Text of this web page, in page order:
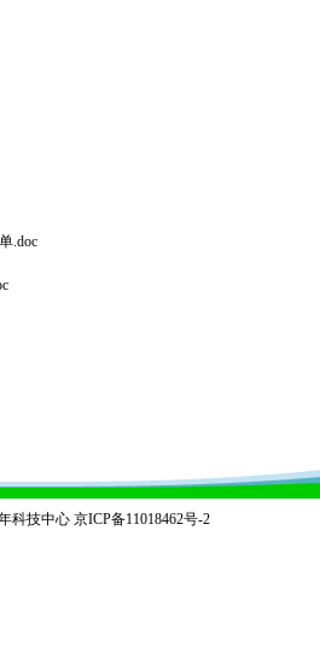
.doc
科技中心 京ICP备11018462号-2